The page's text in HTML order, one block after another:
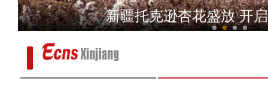
新疆在京举办驻华使节交流会 中
新疆托克逊杏花盛放 开